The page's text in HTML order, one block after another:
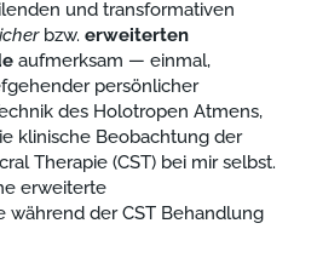
und transformativen
bzw. erweiterten
aufmerksam — einmal,
persönlicher
des Holotropen Atmens,
klinische Beobachtung der
Therapie (CST) bei mir selbst.
erweiterte
während der CST Behandlung